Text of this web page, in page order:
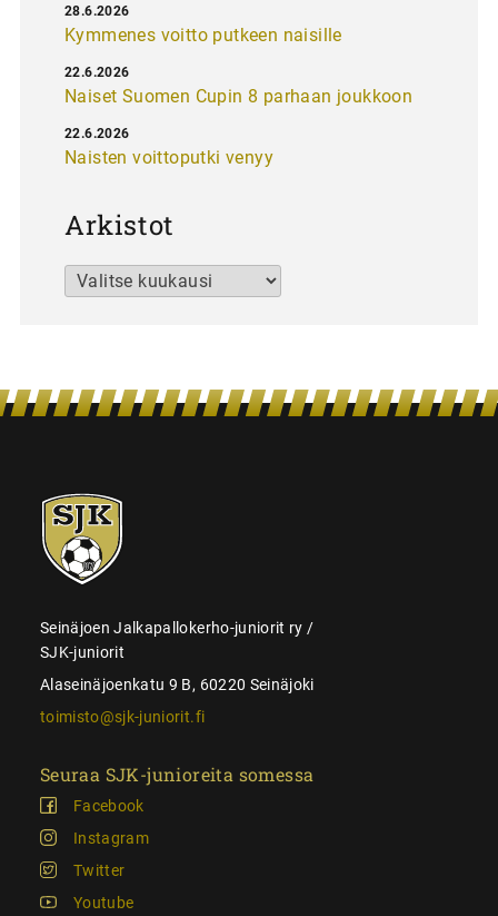
Kymmenes voitto putkeen naisille
28.6.2026
Naiset Suomen Cupin 8 parhaan joukkoon
22.6.2026
Naisten voittoputki venyy
22.6.2026
Arkistot
Arkistot
SJK-
juniorit
Seinäjoen Jalkapallokerho-juniorit ry /
SJK-juniorit
Alaseinäjoenkatu 9 B, 60220 Seinäjoki
toimisto@sjk-juniorit.fi
Seuraa SJK-junioreita somessa
Facebook
Instagram
Twitter
Youtube